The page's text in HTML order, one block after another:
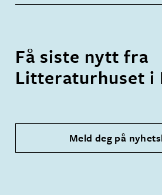
Få siste nytt fra
Litteraturhuset i
Meld deg på